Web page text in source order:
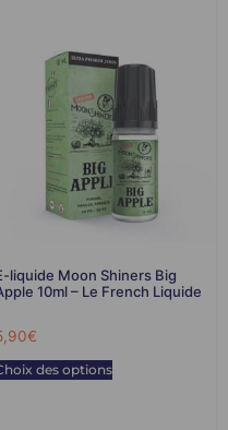
liquide Moon Shiners Big
10ml – Le French Liquide
€
des options